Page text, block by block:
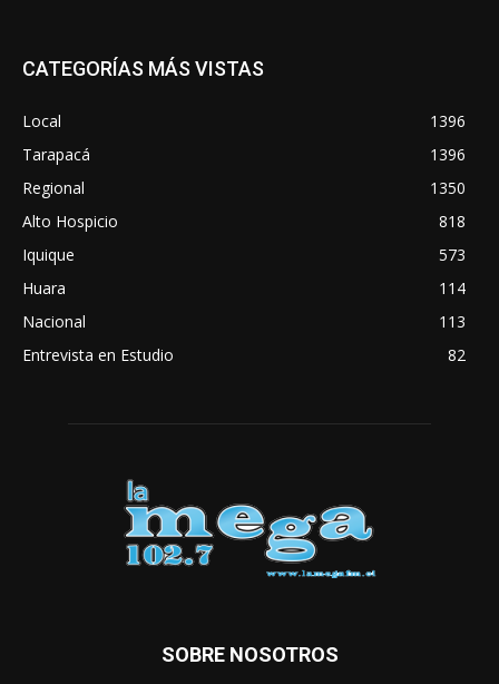
CATEGORÍAS MÁS VISTAS
Local
1396
Tarapacá
1396
Regional
1350
Alto Hospicio
818
Iquique
573
Huara
114
Nacional
113
Entrevista en Estudio
82
SOBRE NOSOTROS